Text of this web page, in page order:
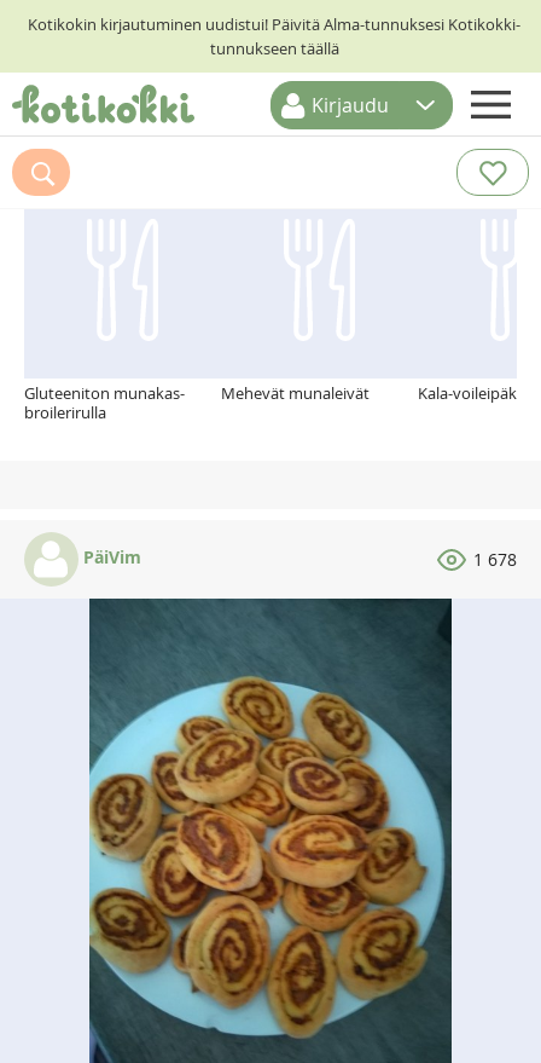
Kotikokin kirjautuminen uudistui! Päivitä Alma-tunnuksesi Kotikokki-
tunnukseen täällä
ETUSIVU
RESEPTIHAKU
Kirjaudu
Suosittelemme myös
Gluteeniton munakas-
broilerirulla
Mehevät munaleivät Kala-
PäiVim 1 678